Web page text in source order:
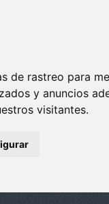
de rastreo para
y anuncios
visitantes.